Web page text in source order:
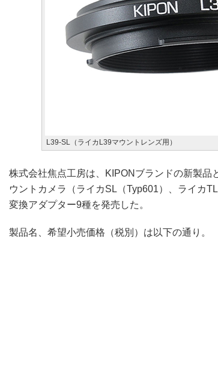
L39-SL（ライカL39マウントレンズ用）
株式会社焦点工房は、KIPONブランドの新製品
ウントカメラ（ライカSL（Typ601）、ライカ
変換アダプター9種を発売した。
製品名、希望小売価格（税別）は以下の通り。